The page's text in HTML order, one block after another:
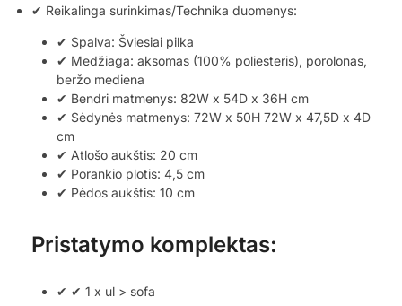
✔ Reikalinga surinkimas/Technika duomenys:
✔ Spalva: Šviesiai pilka
✔ Medžiaga: aksomas (100% poliesteris), porolonas,
beržo mediena
✔ Bendri matmenys: 82W x 54D x 36H cm
✔ Sėdynės matmenys: 72W x 50H 72W x 47,5D x 4D
cm
✔ Atlošo aukštis: 20 cm
✔ Porankio plotis: 4,5 cm
✔ Pėdos aukštis: 10 cm
Pristatymo komplektas:
✔ ✔ 1 x ul > sofa